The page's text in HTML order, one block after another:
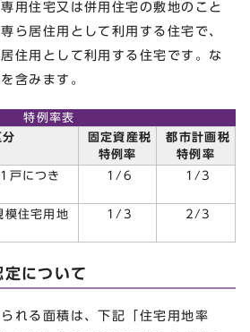
住宅又は併用住宅の敷地のこと
ら居住用として利用する住宅で、
住用として利用する住宅です。な
含みます。
特例率表
固定資産税
特例率
都市計画税
特例率
戸につき
1/6 1/3
住宅用地
1/3 2/3
について
れる面積は、下記「住宅用地率